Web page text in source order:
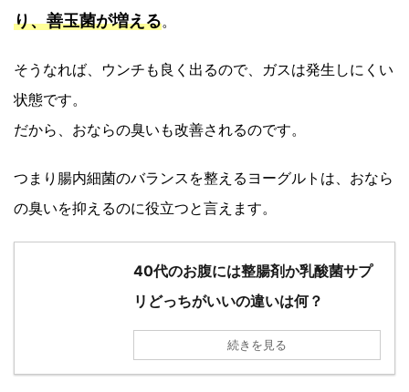
り、善玉菌が増える。
そうなれば、ウンチも良く出るので、ガスは発生しにくい
状態です。
だから、おならの臭いも改善されるのです。
つまり腸内細菌のバランスを整えるヨーグルトは、おなら
の臭いを抑えるのに役立つと言えます。
40代のお腹には整腸剤か乳酸菌サプ
リどっちがいいの違いは何？
続きを見る